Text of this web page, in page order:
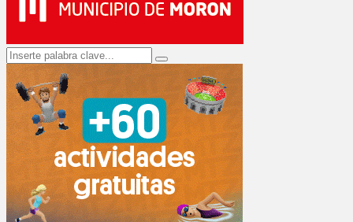
Search
for:
Search